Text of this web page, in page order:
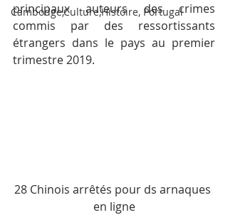
Cambodge,Culture,Histoire, Portugal
principaux auteurs des crimes
commis par des ressortissants
étrangers dans le pays au premier
trimestre 2019.
28 Chinois arrêtés pour ds arnaques
en ligne